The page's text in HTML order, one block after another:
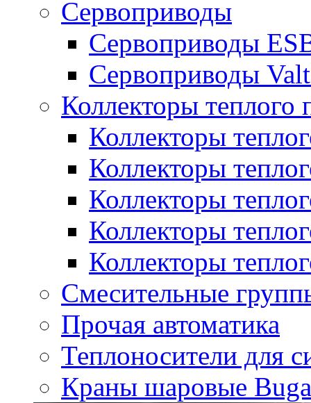
Сервоприводы
Сервоприводы
Сервоприводы
Коллекторы теплого
Коллекторы
Коллекторы
Коллекторы
Коллекторы
Коллекторы
Смесительные
Прочая автоматика
Теплоносители для
Краны шаровые